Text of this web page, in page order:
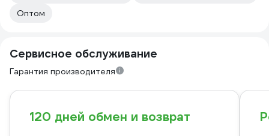
Оптом
Сервисное обслуживание
Гарантия производителя
120 дней обмен и возврат